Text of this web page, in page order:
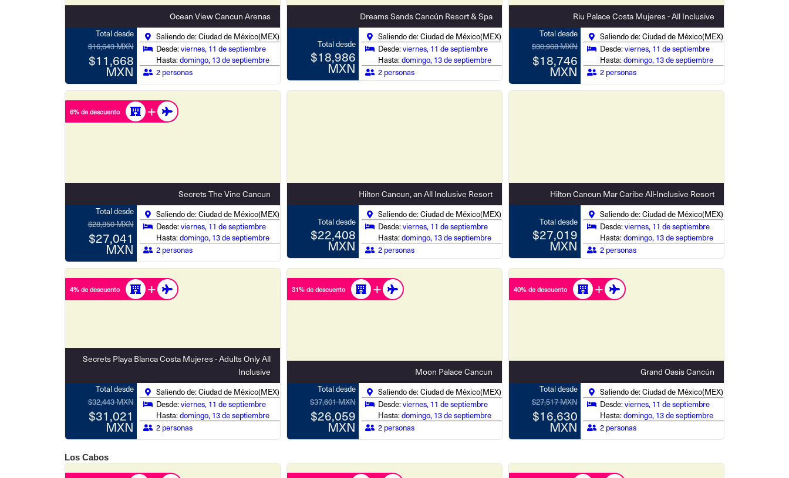
Ocean View Cancun Arenas
Total desde
$16,643 MXN
$11,668
MXN
Saliendo de: Ciudad de México(MEX)
Desde:viernes, 11 de septiembre
Hasta:domingo, 13 de septiembre
2 personas
Dreams Sands Cancún Resort & Spa
Total desde
$18,986
MXN
Saliendo de: Ciudad de México(MEX)
Desde:viernes, 11 de septiembre
Hasta:domingo, 13 de septiembre
2 personas
Riu Palace Costa Mujeres - All Inclusive
Total desde
$30,968 MXN
$18,746
MXN
Saliendo de: Ciudad de México(MEX)
Desde:viernes, 11 de septiembre
Hasta:domingo, 13 de septiembre
2 personas
6% de descuento
Secrets The Vine Cancun
Total desde
$28,850 MXN
$27,041
MXN
Saliendo de: Ciudad de México(MEX)
Desde:viernes, 11 de septiembre
Hasta:domingo, 13 de septiembre
2 personas
Hilton Cancun, an All Inclusive Resort
Total desde
$22,408
MXN
Saliendo de: Ciudad de México(MEX)
Desde:viernes, 11 de septiembre
Hasta:domingo, 13 de septiembre
2 personas
Hilton Cancun Mar Caribe All-Inclusive Resort
Total desde
$27,019
MXN
Saliendo de: Ciudad de México(MEX)
Desde:viernes, 11 de septiembre
Hasta:domingo, 13 de septiembre
2 personas
4% de descuento
Secrets Playa Blanca Costa Mujeres - Adults Only All
Inclusive
Total desde
$32,443 MXN
$31,021
MXN
Saliendo de: Ciudad de México(MEX)
Desde:viernes, 11 de septiembre
Hasta:domingo, 13 de septiembre
2 personas
31% de descuento
Moon Palace Cancun
Total desde
$37,601 MXN
$26,059
MXN
Saliendo de: Ciudad de México(MEX)
Desde:viernes, 11 de septiembre
Hasta:domingo, 13 de septiembre
2 personas
40% de descuento
Grand Oasis Cancún
Total desde
$27,517 MXN
$16,630
MXN
Saliendo de: Ciudad de México(MEX)
Desde:viernes, 11 de septiembre
Hasta:domingo, 13 de septiembre
2 personas
Los Cabos